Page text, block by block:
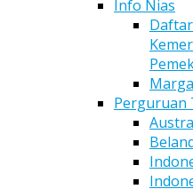
Info Nias
Perguruan